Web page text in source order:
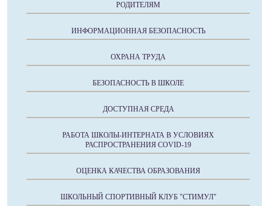
РОДИТЕЛЯМ
ИНФОРМАЦИОННАЯ БЕЗОПАСНОСТЬ
ОХРАНА ТРУДА
БЕЗОПАСНОСТЬ В ШКОЛЕ
ДОСТУПНАЯ СРЕДА
РАБОТА ШКОЛЫ-ИНТЕРНАТА В УСЛОВИЯХ
РАСПРОСТРАНЕНИЯ COVID-19
ОЦЕНКА КАЧЕСТВА ОБРАЗОВАНИЯ
ШКОЛЬНЫЙ СПОРТИВНЫЙ КЛУБ "СТИМУЛ"